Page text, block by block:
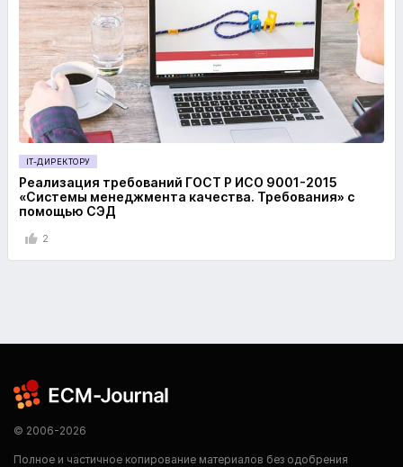
IT-ДИРЕКТОРУ
Реализация требований ГОСТ Р ИСО 9001-2015
«Системы менеджмента качества. Требования» с
помощью СЭД
2
© 2006-2026
Полное и частичное копирование материалов без одобрения